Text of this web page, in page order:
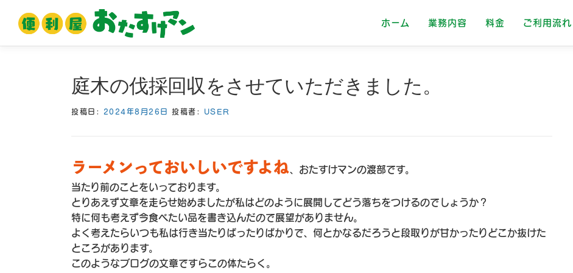
ホーム 業務内容 料金 ご利用流れ
庭木の伐採回収をさせていただきました。
投稿日: 2024年8月26日 投稿者: USER
ラーメンっておいしいですよね 、おたすけマンの渡部です。
当たり前のことをいっております。
とりあえず文章を走らせ始めましたが私はどのように展開してどう落ちをつけるのでしょうか？
特に何も考えず今食べたい品を書き込んだので展望がありません。
よく考えたらいつも私は行き当たりばったりばかりで、何とかなるだろうと段取りが甘かったりどこか抜けた
ところがあります。
このようなブログの文章ですらこの体たらく。